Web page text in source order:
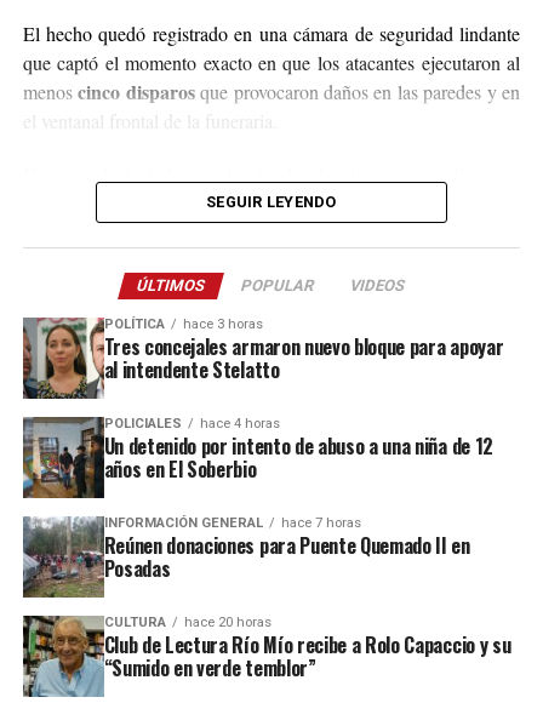
El hecho quedó registrado en una cámara de seguridad lindante
que captó el momento exacto en que los atacantes ejecutaron al
menoscinco disparosque provocaron daños en las paredes y en
el ventanal frontal de la funeraria.
hacia el acceso a El Soberbio y en el lugar intervino el personal
de la comisaría Primera, quienes fueron requeridos a partir de un
Este ataque se suma a otros tantos episodios similares registrados
recientemente en contra de comercios o propiedades vinculadas a
Coleco, ex intendente de El Soberbio que en 2013 fue destituido
del cargo por acusaciones de
asociación ilícita.
En el listado de hechos recientes figuran un incendio de cabañas
en el complejoTío Colecoa fines de la semana pasada y otro
ataque similar a la funeraria ahora baleada en a fines de marzo.
Todos los episodios son investigados por el personal de la
comisaría local, aunque hasta el momento no se conocieron
mayores novedades.
SEGUIR LEYENDO
ÚLTIMOS POPULAR VIDEOS
POLÍTICA hace 3 horas
Tres concejales armaron nuevo bloque para apoyar
al intendente Stelatto
POLICIALES hace 4 horas
Un detenido por intento de abuso a una niña de 12
años en El Soberbio
INFORMACIÓN GENERAL hace 7 horas
Reúnen donaciones para Puente Quemado II en
Posadas
CULTURA hace 20 horas
Club de Lectura Río Mío recibe a Rolo Capaccio y su
“Sumido en verde temblor”